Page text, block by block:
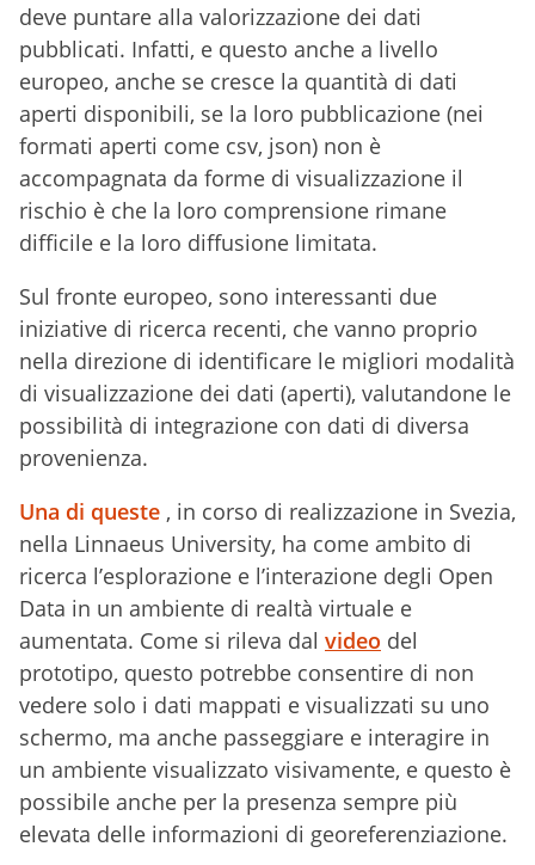
deve puntare alla valorizzazione dei dati
pubblicati. Infatti, e questo anche a livello
europeo, anche se cresce la quantità di dati
aperti disponibili, se la loro pubblicazione (nei
formati aperti come csv, json) non è
accompagnata da forme di visualizzazione il
rischio è che la loro comprensione rimane
difficile e la loro diffusione limitata.
Sul fronte europeo, sono interessanti due
iniziative di ricerca recenti, che vanno proprio
nella direzione di identificare le migliori modalità
di visualizzazione dei dati (aperti), valutandone le
possibilità di integrazione con dati di diversa
provenienza.
Una di queste , in corso di realizzazione in Svezia,
nella Linnaeus University, ha come ambito di
ricerca l’esplorazione e l’interazione degli Open
Data in un ambiente di realtà virtuale e
aumentata. Come si rileva dal video del
prototipo, questo potrebbe consentire di non
vedere solo i dati mappati e visualizzati su uno
schermo, ma anche passeggiare e interagire in
un ambiente visualizzato visivamente, e questo è
possibile anche per la presenza sempre più
elevata delle informazioni di georeferenziazione.